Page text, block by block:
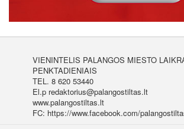
VIENINTELIS PALANGOS MIESTO
PENKTADIENIAIS
TEL. 8 620 53440
El.p redaktorius@palangostiltas.lt
www.palangostiltas.lt
FC: https://www.facebook.com/